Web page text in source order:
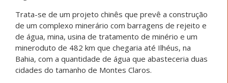
Trata-se de um projeto chinês que prevê a construção
de um complexo minerário com barragens de rejeito e
de água, mina, usina de tratamento de minério e um
mineroduto de 482 km que chegaria até Ilhéus, na
Bahia, com a quantidade de água que abasteceria duas
cidades do tamanho de Montes Claros.